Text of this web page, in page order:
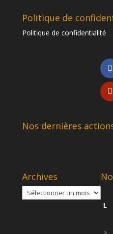
Politique de
Politique de confidentialité
Nos dernières
Archives
Archives
L